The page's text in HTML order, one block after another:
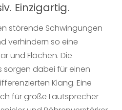
Einzigartig.
störende Schwingungen
verhindern so eine
und Flächen. Die
sorgen dabei für einen
Klang. Eine
für große Lautsprecher